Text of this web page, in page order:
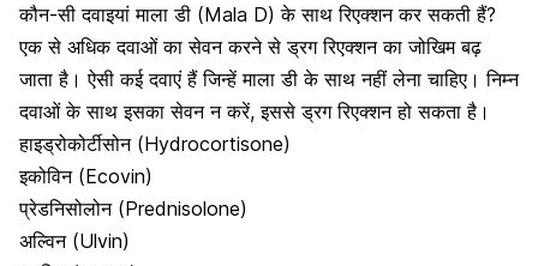
कौन-सी दवाइयां माला डी (Mala D) के साथ रिएक्शन कर सकती हैं?
एक से अधिक दवाओं का सेवन करने से ड्रग रिएक्शन का जोखिम बढ़
जाता है। ऐसी कई दवाएं हैं जिन्हें माला डी के साथ नहीं लेना चाहिए। निम्न
दवाओं के साथ इसका सेवन न करें, इससे ड्रग रिएक्शन हो सकता है।
हाइड्रोकोर्टीसोन (Hydrocortisone)
इकोविन (Ecovin)
प्रेडनिसोलोन(Prednisolone)
अल्विन (Ulvin)